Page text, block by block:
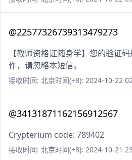
@22577326739313479273
【教师资格证随身学】您的验证
作，请忽略本短信。
接收时间: 北京时间(+8): 2024-10-22
@34131871162156912567
Crypterium code: 789402
接收时间: 北京时间(+8): 2024-10-21